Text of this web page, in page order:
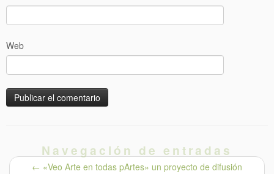
Web
Navegación de entradas
← «Veo Arte en todas pArtes» un proyecto de difusión